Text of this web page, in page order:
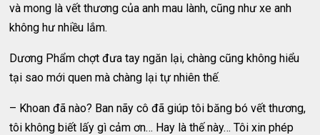
và mong là vết thương của anh mau lành, cũng như xe anh
không hư nhiều lắm.
Dương Phẩm chợt đưa tay ngăn lại, chàng cũng không hiểu
tại sao mới quen mà chàng lại tự nhiên thế.
– Khoan đã nào? Ban nãy cô đã giúp tôi băng bó vết thương,
tôi không biết lấy gì cảm ơn… Hay là thế này… Tôi xin phép